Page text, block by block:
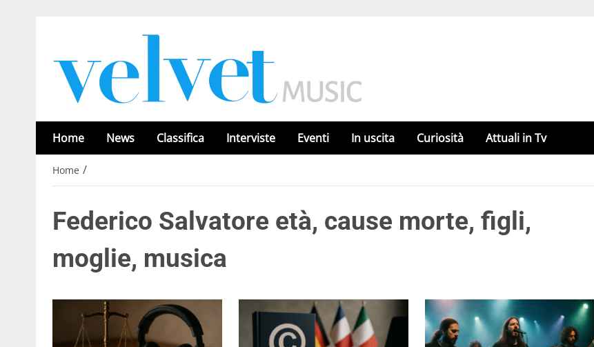
Home News Classifica Interviste Eventi In uscita Curiosità Attuali in Tv
Home /
Federico Salvatore età, cause morte, figli,
moglie, musica